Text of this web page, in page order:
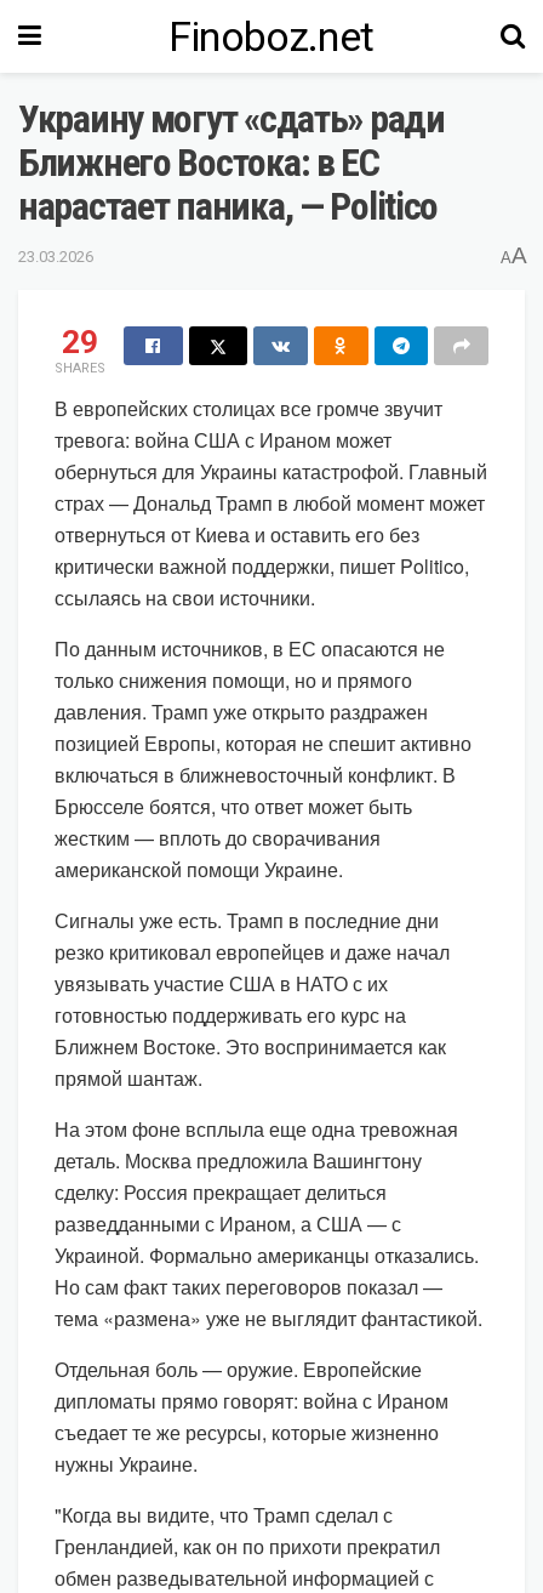
Finoboz.net
Украину могут «сдать» ради
Ближнего Востока: в ЕС
нарастает паника, — Politico
23.03.2026 AA
29
SHARES
В европейских столицах все громче звучит
тревога: война США с Ираном может
обернуться для Украины катастрофой. Главный
страх — Дональд Трамп в любой момент может
отвернуться от Киева и оставить его без
критически важной поддержки, пишет Politico,
ссылаясь на свои источники.
По данным источников, в ЕС опасаются не
только снижения помощи, но и прямого
давления. Трамп уже открыто раздражен
позицией Европы, которая не спешит активно
включаться в ближневосточный конфликт. В
Брюсселе боятся, что ответ может быть
жестким — вплоть до сворачивания
американской помощи Украине.
Сигналы уже есть. Трамп в последние дни
резко критиковал европейцев и даже начал
увязывать участие США в НАТО с их
готовностью поддерживать его курс на
Ближнем Востоке. Это воспринимается как
прямой шантаж.
На этом фоне всплыла еще одна тревожная
деталь. Москва предложила Вашингтону
сделку: Россия прекращает делиться
разведданными с Ираном, а США — с
Украиной. Формально американцы отказались.
Но сам факт таких переговоров показал —
тема «размена» уже не выглядит фантастикой.
Отдельная боль — оружие. Европейские
дипломаты прямо говорят: война с Ираном
съедает те же ресурсы, которые жизненно
нужны Украине.
"Когда вы видите, что Трамп сделал с
Гренландией, как он по прихоти прекратил
обмен разведывательной информацией с